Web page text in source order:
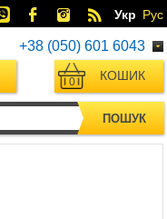
Укр Рус
+38 (050) 601 6043
КОШИК
0
ПОШУК